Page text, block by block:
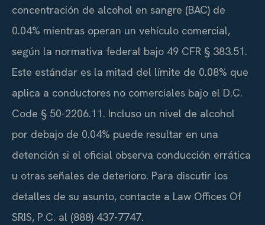
concentración de alcohol en sangre (BAC) de
0.04% mientras operan un vehículo comercial,
según la normativa federal bajo 49 CFR § 383.51.
Este estándar es la mitad del límite de 0.08% que
aplica a conductores no comerciales bajo el D.C.
Code § 50-2206.11. Incluso un nivel de alcohol
por debajo de 0.04% puede resultar en una
detención si el oficial observa conducción errática
u otras señales de deterioro. Para discutir los
detalles de su asunto, contacte a Law Offices Of
SRIS, P.C. al (888) 437-7747.